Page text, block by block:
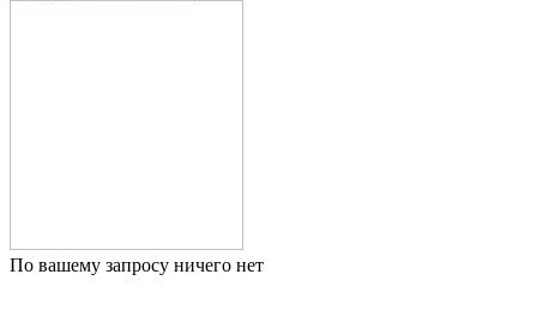
По вашему запросу ничего нет